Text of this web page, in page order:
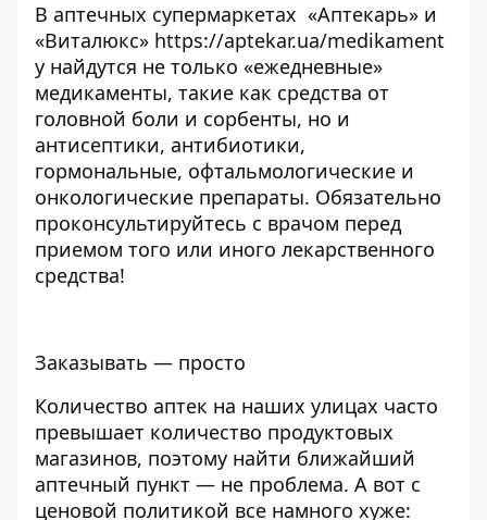
В аптечных супермаркетах «Аптекарь» и
«Виталюкс» https://aptekar.ua/medikament
y найдутся не только «ежедневные»
медикаменты, такие как средства от
головной боли и сорбенты, но и
антисептики, антибиотики,
гормональные, офтальмологические и
онкологические препараты. Обязательно
проконсультируйтесь с врачом перед
приемом того или иного лекарственного
средства!
Заказывать — просто
Количество аптек на наших улицах часто
превышает количество продуктовых
магазинов, поэтому найти ближайший
аптечный пункт — не проблема. А вот с
ценовой политикой все намного хуже: